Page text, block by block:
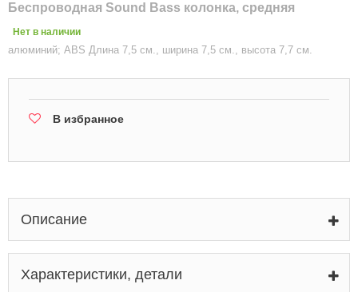
Беспроводная Sound Bass колонка, средняя
Нет в наличии
алюминий; ABS Длина 7,5 см., ширина 7,5 см., высота 7,7 см.
В избранное
Описание
Характеристики, детали